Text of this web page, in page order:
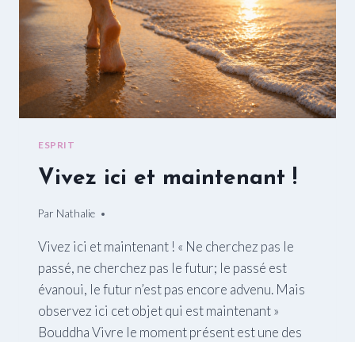
ESPRIT
Vivez ici et maintenant !
Par Nathalie
20/03/2015
Vivez ici et maintenant ! « Ne cherchez pas le
passé, ne cherchez pas le futur; le passé est
évanoui, le futur n’est pas encore advenu. Mais
observez ici cet objet qui est maintenant »
Bouddha Vivre le moment présent est une des